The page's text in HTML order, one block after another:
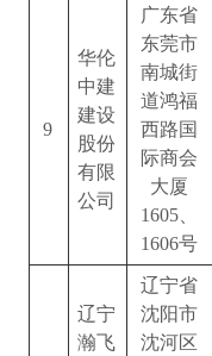
9
华伦
中建
建设
股份
有限
公司
广东省
东莞市
南城街
道鸿福
西路国
际商会
大厦
1605、
1606号
辽宁
瀚飞
辽宁省
沈阳市
沈河区